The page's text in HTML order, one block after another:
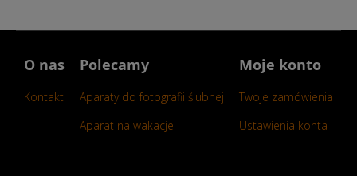
O nas
Kontakt
Polecamy
Aparaty do fotografii ślubnej
Aparat na wakacje
Moje konto
Twoje zamówienia
Ustawienia konta